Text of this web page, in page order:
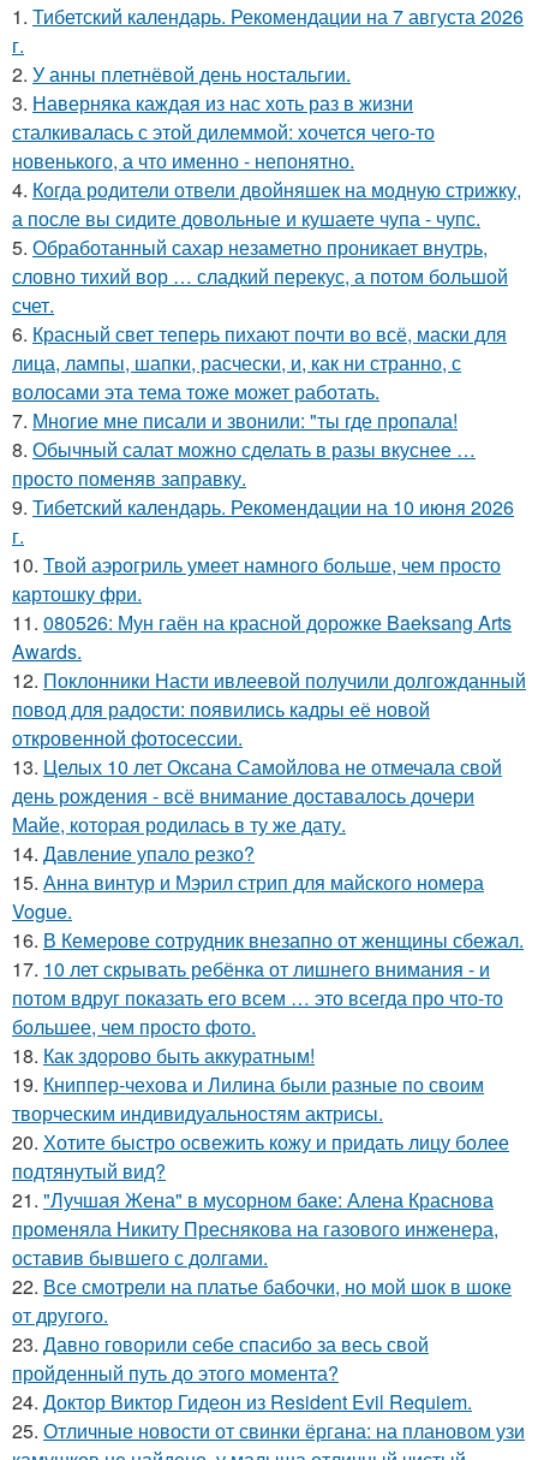
1. Тибетский календарь. Рекомендации на 7 августа 2026
г.
2. У анны плетнёвой день ностальгии.
3. Наверняка каждая из нас хоть раз в жизни
сталкивалась с этой дилеммой: хочется чего-то
новенького, а что именно - непонятно.
4. Когда родители отвели двойняшек на модную стрижку,
а после вы сидите довольные и кушаете чупа - чупс.
5. Обработанный сахар незаметно проникает внутрь,
словно тихий вор … сладкий перекус, а потом большой
счет.
6. Красный свет теперь пихают почти во всё, маски для
лица, лампы, шапки, расчески, и, как ни странно, с
волосами эта тема тоже может работать.
7. Многие мне писали и звонили: "ты где пропала!
8. Обычный салат можно сделать в разы вкуснее …
просто поменяв заправку.
9. Тибетский календарь. Рекомендации на 10 июня 2026
г.
10. Твой аэрогриль умеет намного больше, чем просто
картошку фри.
11. 080526: Мун гаён на красной дорожке Baeksang Arts
Awards.
12. Поклонники Насти ивлеевой получили долгожданный
повод для радости: появились кадры её новой
откровенной фотосессии.
13. Целых 10 лет Оксана Самойлова не отмечала свой
день рождения - всё внимание доставалось дочери
Майе, которая родилась в ту же дату.
14. Давление упало резко?
15. Анна винтур и Мэрил стрип для майского номера
Vogue.
16. В Кемерове сотрудник внезапно от женщины сбежал.
17. 10 лет скрывать ребёнка от лишнего внимания - и
потом вдруг показать его всем … это всегда про что-то
большее, чем просто фото.
18. Как здорово быть аккуратным!
19. Книппер-чехова и Лилина были разные по своим
творческим индивидуальностям актрисы.
20. Хотите быстро освежить кожу и придать лицу более
подтянутый вид?
21. "Лучшая Жена" в мусорном баке: Алена Краснова
променяла Никиту Преснякова на газового инженера,
оставив бывшего с долгами.
22. Все смотрели на платье бабочки, но мой шок в шоке
от другого.
23. Давно говорили себе спасибo за весь свой
пройденный путь до этого момента?
24. Доктор Виктор Гидеон из Resident Evil Requiem.
25. Отличные новости от свинки ёргана: на плановом узи